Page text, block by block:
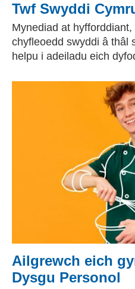
Twf Swyddi
Mynediad at
chyfleoedd swyddi â thâl
helpu i adeiladu eich
Ailgrewch eich
Dysgu Personol